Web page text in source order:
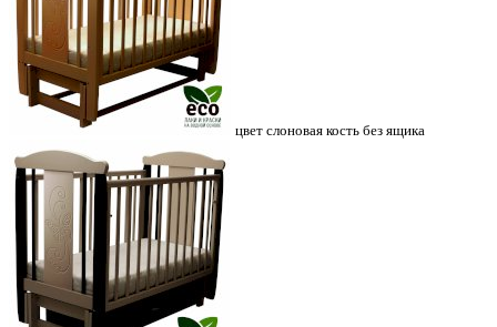
цвет слоновая кость без ящика